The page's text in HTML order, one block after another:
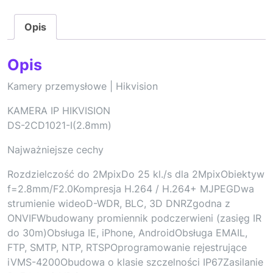
Opis
Opis
Kamery przemysłowe | Hikvision
KAMERA IP HIKVISION
DS-2CD1021-I(2.8mm)
Najważniejsze cechy
Rozdzielczość do 2MpixDo 25 kl./s dla 2MpixObiektyw
f=2.8mm/F2.0Kompresja H.264 / H.264+ MJPEGDwa
strumienie wideoD-WDR, BLC, 3D DNRZgodna z
ONVIFWbudowany promiennik podczerwieni (zasięg IR
do 30m)Obsługa IE, iPhone, AndroidObsługa EMAIL,
FTP, SMTP, NTP, RTSPOprogramowanie rejestrujące
iVMS-4200Obudowa o klasie szczelności IP67Zasilanie